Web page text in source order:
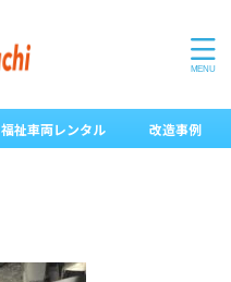
福祉車両レンタル 改造事例